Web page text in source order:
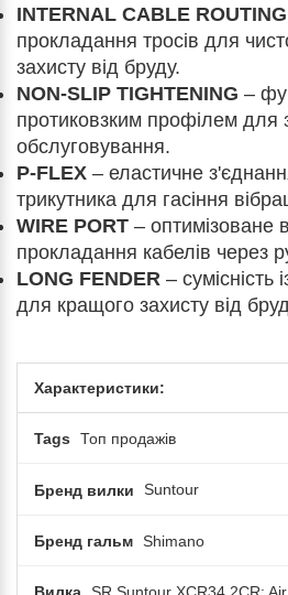
INTERNAL CABLE ROUTING
прокладання тросів для
захисту від бруду.
NON-SLIP TIGHTENING –
протиковзким профілем для
обслуговування.
P-FLEX – еластичне
трикутника для гасіння
WIRE PORT – оптимізоване
прокладання кабелів через
LONG FENDER – сумісність
для кращого захисту від
Характеристики:
Tags Топ продажів
Бренд вилки Suntour
Бренд гальм Shimano